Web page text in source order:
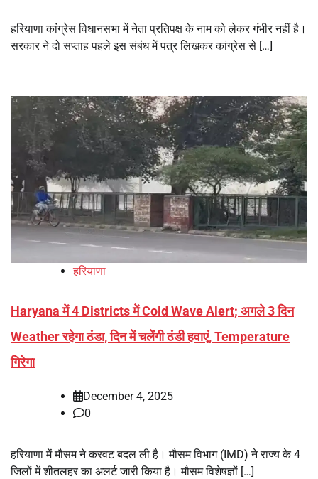
हरियाणा कांग्रेस विधानसभा में नेता प्रतिपक्ष के नाम को लेकर गंभीर नहीं है।
सरकार ने दो सप्ताह पहले इस संबंध में पत्र लिखकर कांग्रेस से […]
हरियाणा
Haryana में 4 Districts में Cold Wave Alert; अगले 3 दिन
Weather रहेगा ठंडा, दिन में चलेंगी ठंडी हवाएं, Temperature
गिरेगा
December 4, 2025
0
हरियाणा में मौसम ने करवट बदल ली है। मौसम विभाग (IMD) ने राज्य के 4
जिलों में शीतलहर का अलर्ट जारी किया है। मौसम विशेषज्ञों […]